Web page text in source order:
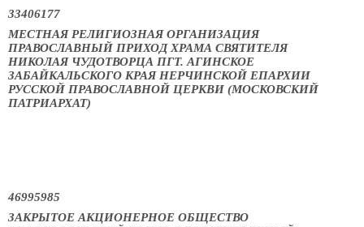
33406177
МЕСТНАЯ РЕЛИГИОЗНАЯ ОРГАНИЗАЦИЯ
ПРАВОСЛАВНЫЙ ПРИХОД ХРАМА СВЯТИТЕЛЯ
НИКОЛАЯ ЧУДОТВОРЦА ПГТ. АГИНСКОЕ
ЗАБАЙКАЛЬСКОГО КРАЯ НЕРЧИНСКОЙ ЕПАРХИИ
РУССКОЙ ПРАВОСЛАВНОЙ ЦЕРКВИ (МОСКОВСКИЙ
ПАТРИАРХАТ)
46995985
ЗАКРЫТОЕ АКЦИОНЕРНОЕ ОБЩЕСТВО